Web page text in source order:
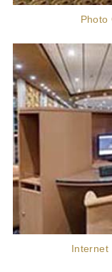
Photo
Internet